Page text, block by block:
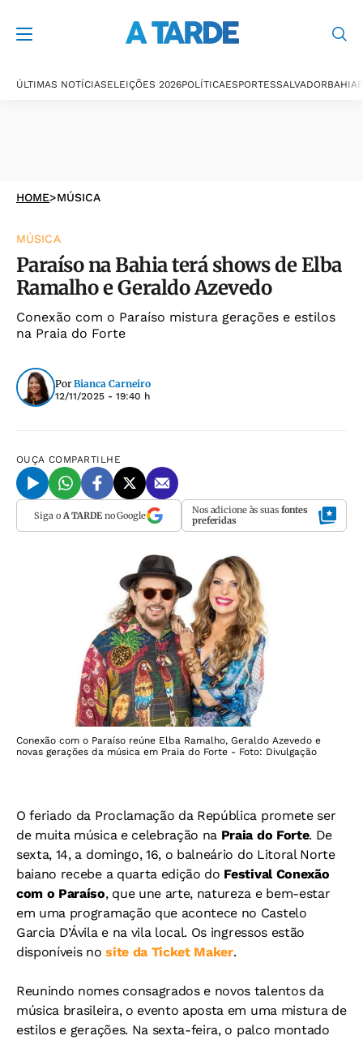
ÚLTIMAS NOTÍCIASELEIÇÕES 2026POLÍTICAESPORTESSALVADORBAHIA
HOME>MÚSICA
MÚSICA
Paraíso na Bahia terá shows de Elba
Ramalho e Geraldo Azevedo
Conexão com o Paraíso mistura gerações e estilos
na Praia do Forte
Por Bianca Carneiro
12/11/2025 - 19:40 h
OUÇA COMPARTILHE
Siga o A TARDEno Google Nos adicione às suas fontes
preferidas
Conexão com o Paraíso reúne Elba Ramalho, Geraldo Azevedo e
novas gerações da música em Praia do Forte - Foto: Divulgação
O feriado da Proclamação da República promete ser
de muita música e celebração na Praia do Forte. De
sexta, 14, a domingo, 16, o balneário do Litoral Norte
baiano recebe a quarta edição do Festival Conexão
com o Paraíso, que une arte, natureza e bem-estar
em uma programação que acontece no Castelo
Garcia D’Ávila e na vila local. Os ingressos estão
disponíveis nosite da Ticket Maker.
Reunindo nomes consagrados e novos talentos da
música brasileira, o evento aposta em uma mistura de
estilos e gerações. Na sexta-feira, o palco montado